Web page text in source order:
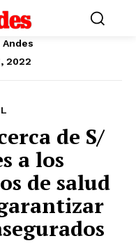
Andes
2022
de S/
a los
de salud